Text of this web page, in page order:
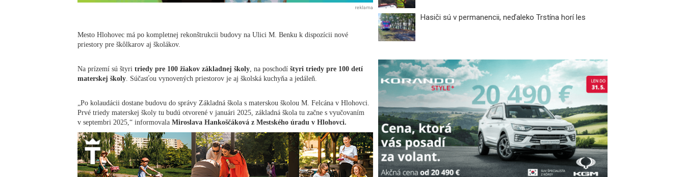
reklama
Mesto Hlohovec má po kompletnej rekonštrukcii budovy na Ulici M. Benku k dispozícii nové
priestory pre škôlkarov aj školákov.
Na prízemí sú štyri triedy pre 100 žiakov základnej školy, na poschodí štyri triedy pre 100 detí
materskej školy. Súčasťou vynovených priestorov je aj školská kuchyňa a jedáleň.
„Po kolaudácii dostane budovu do správy Základná škola s materskou školou M. Felcána v Hlohovci.
Prvé triedy materskej školy tu budú otvorené v januári 2025, základná škola tu začne s vyučovaním
v septembri 2025,“ informovala Miroslava Hankoščáková z Mestského úradu v Hlohovci.
Hasiči sú v permanencii, neďaleko Trstína horí les